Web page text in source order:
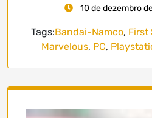
10 de dezembro
Tags:Bandai-Namco, First
Marvelous, PC,